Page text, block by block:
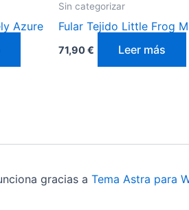
Azure
Sin categorizar
Fular Tejido Little Frog
71,90€ Leer más
gracias a Tema Astra para